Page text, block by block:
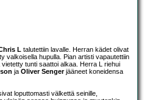
L talutettiin lavalle. Herran kädet olivat
valkoisella hupulla. Pian artisti vapautettiin
tunti saattoi alkaa. Herra L riehui
ja Oliver Sengerjääneet koneidensa
loputtomasti välkettä seinille,